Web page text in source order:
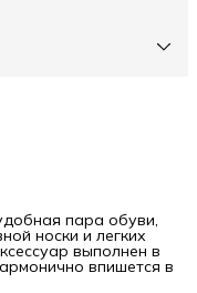
пара обуви,
носки и легких
выполнен в
впишется в